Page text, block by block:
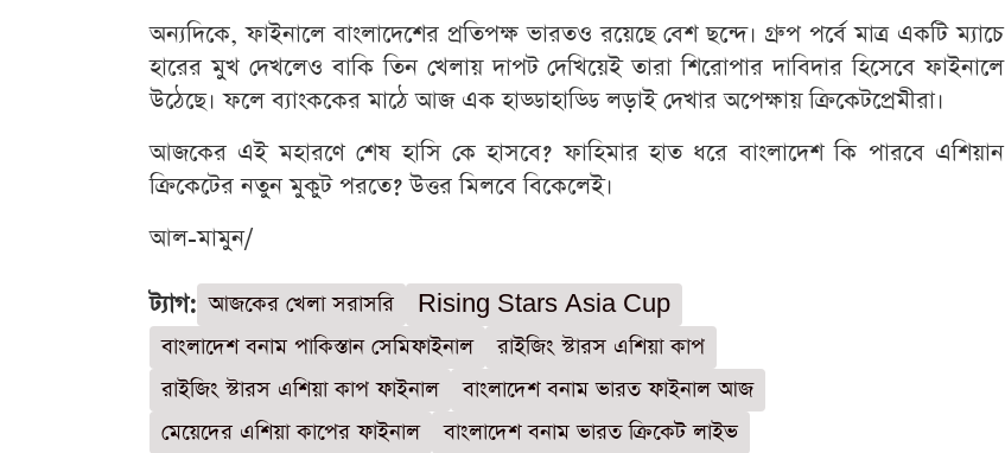
অন্যদিকে, ফাইনালে বাংলাদেশের প্রতিপক্ষ ভারতও রয়েছে বেশ ছন্দে। গ্রুপ পর্বে মাত্র একটি ম্যাচে
হারের মুখ দেখলেও বাকি তিন খেলায় দাপট দেখিয়েই তারা শিরোপার দাবিদার হিসেবে ফাইনালে
উঠেছে। ফলে ব্যাংককের মাঠে আজ এক হাড্ডাহাড্ডি লড়াই দেখার অপেক্ষায় ক্রিকেটপ্রেমীরা।
আজকের এই মহারণে শেষ হাসি কে হাসবে? ফাহিমার হাত ধরে বাংলাদেশ কি পারবে এশিয়ান
ক্রিকেটের নতুন মুকুট পরতে? উত্তর মিলবে বিকেলেই।
আল-মামুন/
ট্যাগ: আজকের খেলা সরাসরি
Rising Stars Asia Cup
বাংলাদেশ বনাম পাকিস্তান সেমিফাইনাল
রাইজিং স্টারস এশিয়া কাপ
রাইজিং স্টারস এশিয়া কাপ ফাইনাল
বাংলাদেশ বনাম ভারত ফাইনাল আজ
মেয়েদের এশিয়া কাপের ফাইনাল
বাংলাদেশ বনাম ভারত ক্রিকেট লাইভ